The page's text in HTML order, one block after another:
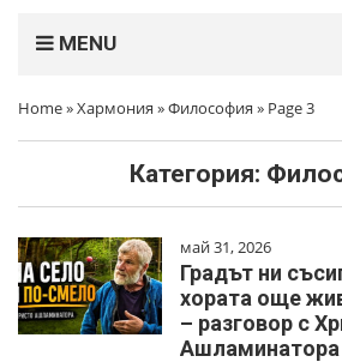
MENU
Home»Хармония »Философия » Page 3
Категория:
май 31, 2026
Градът ни
хората още
– разговор с
Ашламинатора